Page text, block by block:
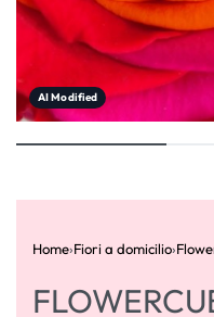
AI Modified
Home›Fiori a domicilio›